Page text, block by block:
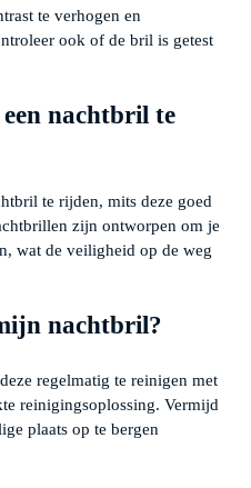
te verhogen en
ook of de bril is getest
nachtbril te
te rijden, mits deze goed
zijn ontworpen om je
wat de veiligheid op de weg
nachtbril?
regelmatig te reinigen met
reinigingsoplossing. Vermijd
plaats op te bergen